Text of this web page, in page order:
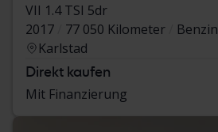
VII 1.4 TSI 5dr
2017
77 050 Kilometer
Benzin
Karlstad
Direkt kaufen
Mit Finanzierung